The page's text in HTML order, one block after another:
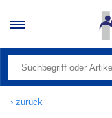
› zurück